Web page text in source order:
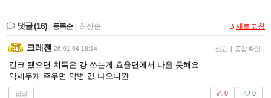
댓글(16) 등록순 최신순 새로고침
크레젠 26-01-04 18:14 신고 | 공감 확인
길크 됐으면 치독은 걍 쓰는게 효율면에서 나을 듯해요
악세두개 주우면 약병 값 나오니깐
답글 0
0